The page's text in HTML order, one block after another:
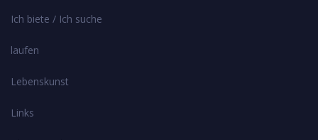
Ich biete / Ich suche
laufen
Lebenskunst
Links